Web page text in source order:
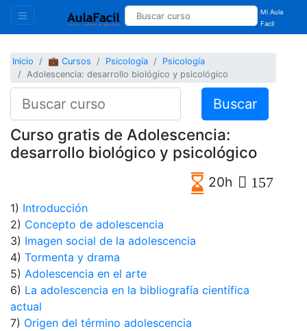
Mi Aula
Facil
Inicio 💼 Cursos Psicología
Psicología
Adolescencia: desarrollo biológico y psicológico
Buscar
Curso gratis de Adolescencia:
desarrollo biológico y psicológico
20h 157
1) Introducción
2) Concepto de adolescencia
3) Imagen social de la adolescencia
4) Tormenta y drama
5) Adolescencia en el arte
6) La adolescencia en la bibliografía científica
actual
7) Origen del término adolescencia